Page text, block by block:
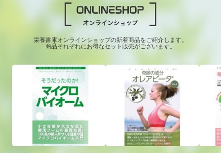
栄養書庫オンラインショップの新着商品をご紹介します。
商品それぞれにお得なセット販売がございます。